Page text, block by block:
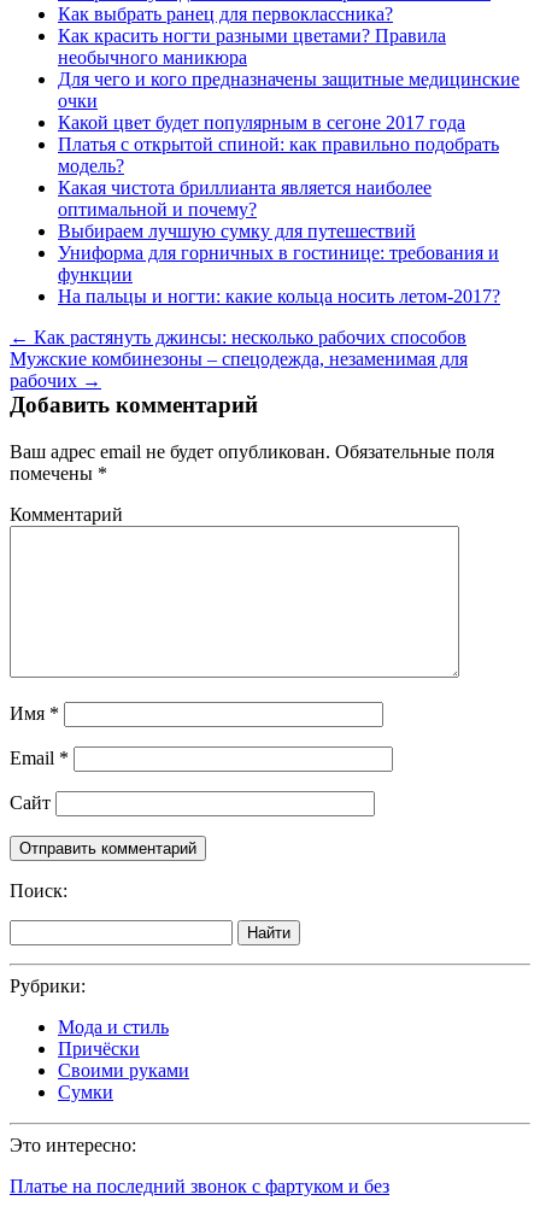
Как выбрать ранец для первоклассника?
Как красить ногти разными цветами? Правила
необычного маникюра
Для чего и кого предназначены защитные медицинские
очки
Какой цвет будет популярным в сегоне 2017 года
Платья с открытой спиной: как правильно подобрать
модель?
Какая чистота бриллианта является наиболее
оптимальной и почему?
Выбираем лучшую сумку для путешествий
Униформа для горничных в гостинице: требования и
функции
На пальцы и ногти: какие кольца носить летом-2017?
← Как растянуть джинсы: несколько рабочих способов
Мужские комбинезоны – спецодежда, незаменимая для
рабочих →
Добавить комментарий
Ваш адрес email не будет опубликован. Обязательные поля
помечены *
Комментарий
Имя *
Email *
Сайт
Поиск:
Найти
Рубрики:
Мода и стиль
Причёски
Своими руками
Сумки
Это интересно:
Платье на последний звонок с фартуком и без